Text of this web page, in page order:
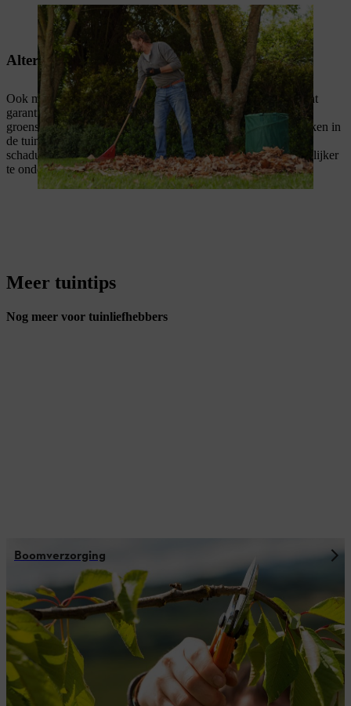
In de herfst moet het gazon in de schaduw van bladeren worden
ontdaan
Alternatieven voor een gazon in de schaduw
Ook met de genoemde verzorging heb je geen honderd procent
garantie dat je gazon in de schaduw uitgroeit tot een sappige
groenstrook. Als je zeer donkere, volledig beschaduwde bereiken in
de tuin wilt begroenen, zijn
bodembedekkersdie goed tegen
schaduw kunnen of vaste planten de natuurlijkere en gemakkelijker
te onderhouden keuze.
Meer tuintips
Nog meer voor tuinliefhebbers
Boomverzorging